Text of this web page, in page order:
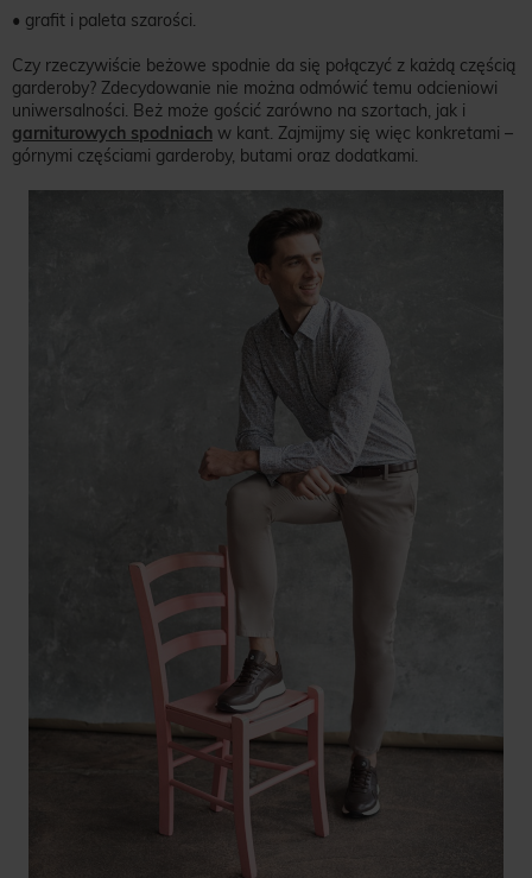
• grafit i paleta szarości.
Czy rzeczywiście beżowe spodnie da się połączyć z każdą częścią
garderoby? Zdecydowanie nie można odmówić temu odcieniowi
uniwersalności. Beż może gościć zarówno na szortach, jak i
garniturowych spodniach w kant. Zajmijmy się więc konkretami –
górnymi częściami garderoby, butami oraz dodatkami.